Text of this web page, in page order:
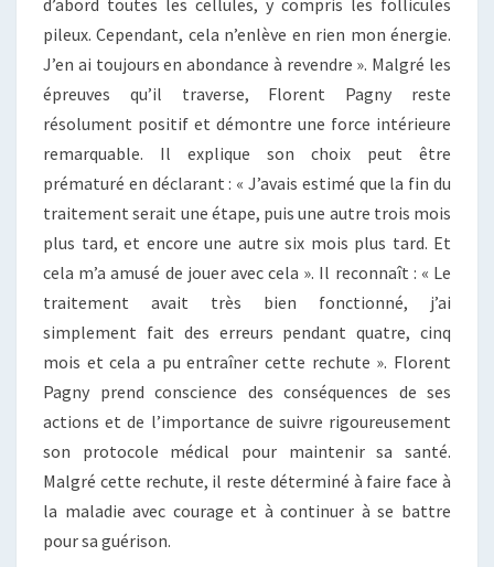
d’abord toutes les cellules, y compris les follicules
pileux. Cependant, cela n’enlève en rien mon énergie.
J’en ai toujours en abondance à revendre ». Malgré les
épreuves qu’il traverse, Florent Pagny reste
résolument positif et démontre une force intérieure
remarquable. Il explique son choix peut être
prématuré en déclarant : « J’avais estimé que la fin du
traitement serait une étape, puis une autre trois mois
plus tard, et encore une autre six mois plus tard. Et
cela m’a amusé de jouer avec cela ». Il reconnaît : « Le
traitement avait très bien fonctionné, j’ai
simplement fait des erreurs pendant quatre, cinq
mois et cela a pu entraîner cette rechute ». Florent
Pagny prend conscience des conséquences de ses
actions et de l’importance de suivre rigoureusement
son protocole médical pour maintenir sa santé.
Malgré cette rechute, il reste déterminé à faire face à
la maladie avec courage et à continuer à se battre
pour sa guérison.